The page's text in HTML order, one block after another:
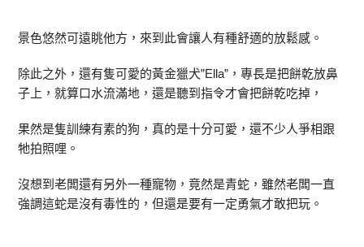
景色悠然可遠眺他方，來到此會讓人有種舒適的放鬆感。
除此之外，還有隻可愛的黃金獵犬”Ella”，專長是把餅乾放鼻
子上，就算口水流滿地，還是聽到指令才會把餅乾吃掉，
果然是隻訓練有素的狗，真的是十分可愛，還不少人爭相跟
牠拍照哩。
沒想到老闆還有另外一種寵物，竟然是青蛇，雖然老闆一直
強調這蛇是沒有毒性的，但還是要有一定勇氣才敢把玩。